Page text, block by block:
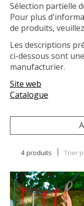
Sélection partielle
Pour plus
de produits,
Les descriptions
ci-dessous sont
manufacturier.
Site web
Catalogue
4 produits Trier